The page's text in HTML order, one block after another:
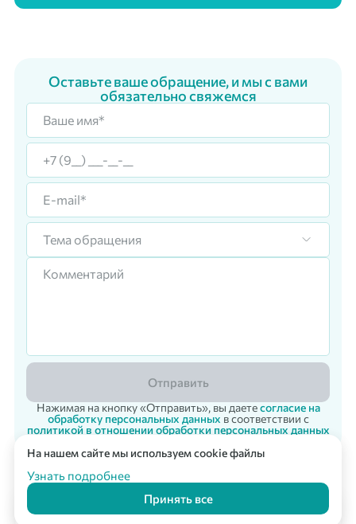
Корпоративный заказ
Оставьте ваше обращение, и мы с вами
обязательно свяжемся
Тема обращения
Отправить
Нажимая на кнопку «Отправить», вы даетесогласие на
обработку персональных данных в соответствии с
политикой в отношении обработки персональных данных
На нашем сайте мы используем cookie файлы
Узнать подробнее
Принять все
© 2007 - 2026 «Vpodarok» Радость дарить - радость получать!